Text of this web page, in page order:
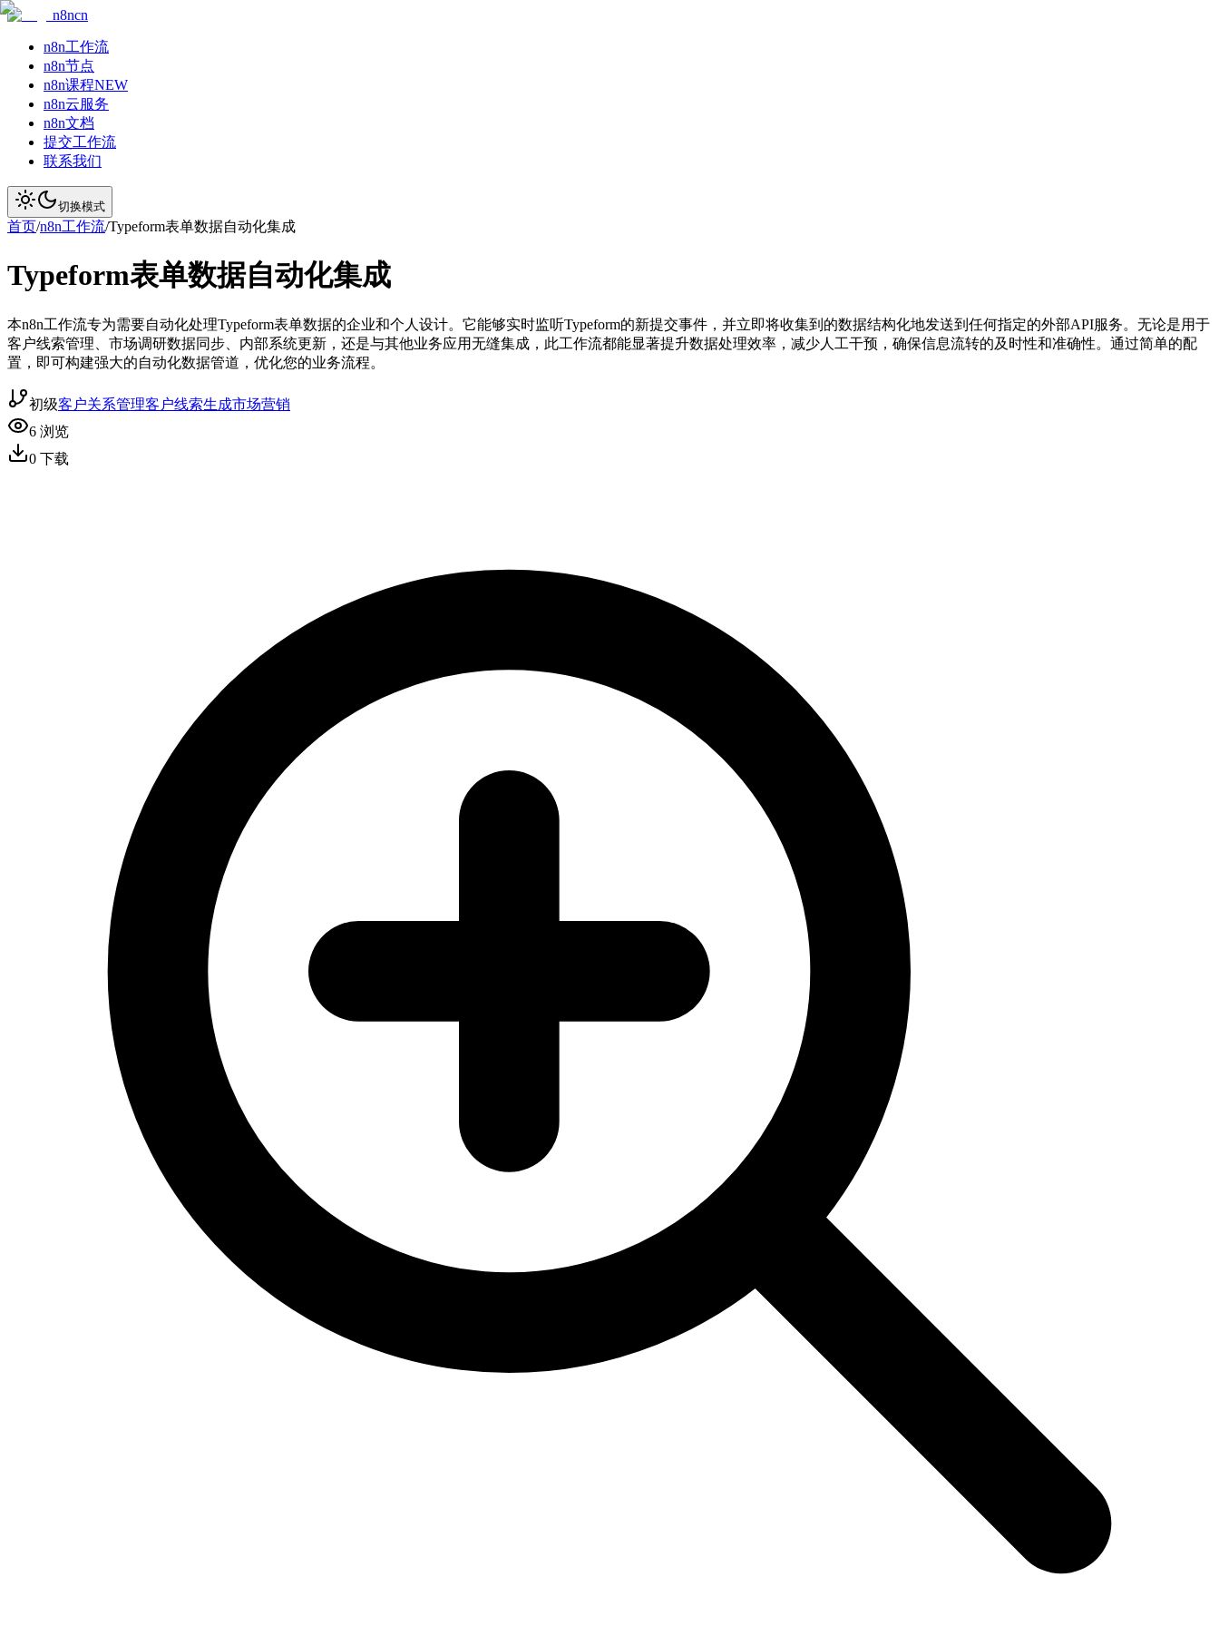
n8ncn
n8n工作流
n8n节点
n8n课程NEW
n8n云服务
n8n文档
提交工作流
联系我们
切换模式
首页/n8n工作流/Typeform表单数据自动化集成
Typeform表单数据自动化集成
本n8n工作流专为需要自动化处理Typeform表单数据的企业和个人设计。它能够实时监听Typeform的新提交事件，并立即将收集到的数据结构化地发送到任何指定的外部API服务。无论是用于
客户线索管理、市场调研数据同步、内部系统更新，还是与其他业务应用无缝集成，此工作流都能显著提升数据处理效率，减少人工干预，确保信息流转的及时性和准确性。通过简单的配
置，即可构建强大的自动化数据管道，优化您的业务流程。
初级客户关系管理客户线索生成市场营销
6 浏览
0 下载